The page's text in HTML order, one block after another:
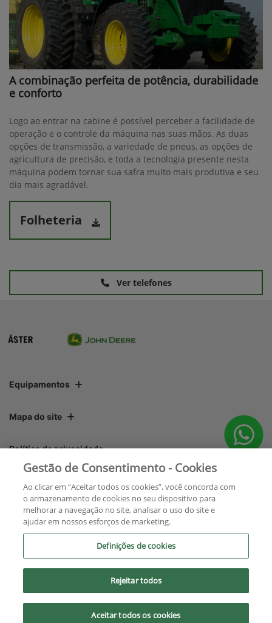
A combinação perfeita de potência, durabilidade
e conforto
Logo ao entrar na cabine é possível perceber a facilidade de
operação e o controle da máquina nas suas mãos. As duas
opções de transmissão, a variedade de pneus, as opções de
agricultura de precisão, e toda a tecnologia presente nesta
máquina podem tornar sua safra muito mais produtiva e seu
dia mais agradável.
Folheteria
Ver telefones
Equipamentos
Mapa do site
Política de privacidade
Áster Máquinas e Soluções Integradas Ltda.
CNPJ: 06.220.403/0001-22
No trânsito, enxergar o outro
salva vidas.
Gestão de Consentimento - Cookies
Ao clicar em “Aceitar todos os cookies”, você concorda com
o armazenamento de cookies no seu dispositivo para
melhorar a navegação no site, analisar o uso do site e
ajudar em nossos esforços de marketing.
Definições de cookies
Rejeitar todos
Aceitar todos os cookies